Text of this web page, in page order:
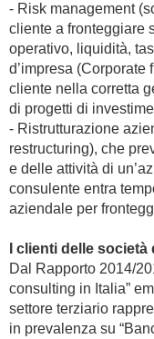
- Risk management
cliente a fronteggiare
operativo, liquidità,
d’impresa (Corporate
cliente nella corretta
di progetti di
- Ristrutturazione
restructuring), che
e delle attività di
consulente entra
aziendale per
I clienti delle
Dal Rapporto 2014/
consulting in Italia”
settore terziario
in prevalenza su